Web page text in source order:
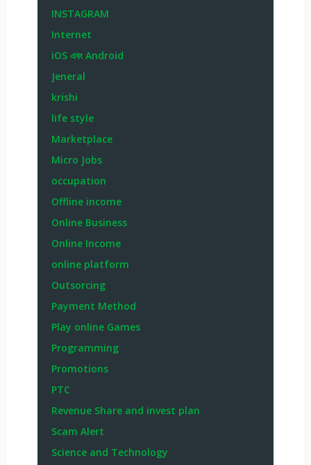
INSTAGRAM
Internet
iOS এবং Android
Jeneral
krishi
life style
Marketplace
Micro Jobs
occupation
Offline income
Online Business
Online Income
online platform
Outsorcing
Payment Method
Play online Games
Programming
Promotions
PTC
Revenue Share and invest plan
Scam Alert
Science and Technology